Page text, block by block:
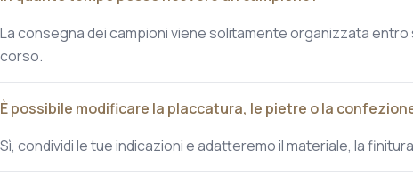
La consegna dei campioni viene solitamente organizzata
corso.
È possibile modificare la placcatura, le pietre o la
Sì, condividi le tue indicazioni e adatteremo il materiale, la